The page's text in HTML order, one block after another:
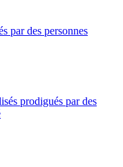
par des personnes
prodigués par des